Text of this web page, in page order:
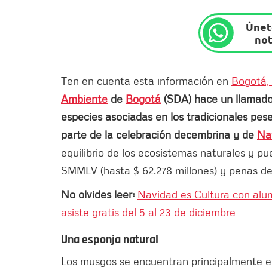
Ten en cuenta esta información en Bogotá,
Ambiente de Bogotá (SDA) hace un
especies asociadas en los tradicionales
parte de la celebración decembrina y de
equilibrio de los ecosistemas naturales y
SMMLV (hasta $ 62.278 millones) y penas
No olvides leer: Navidad es Cultura con
asiste gratis del 5 al 23 de diciembre
Una esponja natural
Los musgos se encuentran principalmente